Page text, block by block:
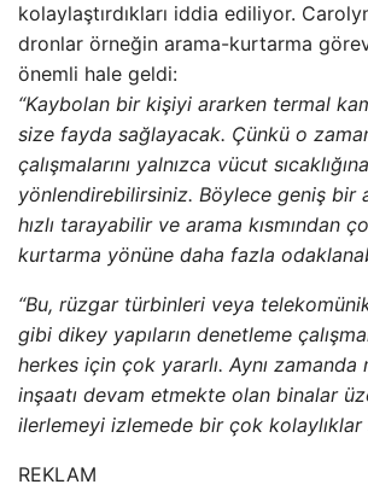
kolaylaştırdıkları iddia ediliyor.
dronlar örneğin arama-kurtarma
önemli hale geldi:
“Kaybolan bir kişiyi ararken termal
size fayda sağlayacak. Çünkü o
çalışmalarını yalnızca vücut sıcaklığına
yönlendirebilirsiniz. Böylece geniş bir
hızlı tarayabilir ve arama kısmından
kurtarma yönüne daha fazla
“Bu, rüzgar türbinleri veya
gibi dikey yapıların denetleme
herkes için çok yararlı. Aynı zamanda
inşaatı devam etmekte olan binalar
ilerlemeyi izlemede bir çok kolaylıklar
REKLAM